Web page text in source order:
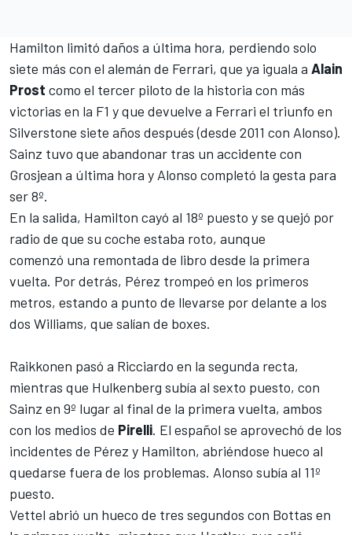
Hamilton limitó daños a última hora, perdiendo solo
siete más con el alemán de Ferrari, que ya iguala a Alain
Prost como el tercer piloto de la historia con más
victorias en la F1 y que devuelve a Ferrari el triunfo en
Silverstone siete años después (desde 2011 con Alonso).
Sainz tuvo que abandonar tras un accidente con
Grosjean a última hora y Alonso completó la gesta para
ser 8º.
En la salida, Hamilton cayó al 18º puesto y se quejó por
radio de que su coche estaba roto, aunque
comenzó una remontada de libro desde la primera
vuelta. Por detrás, Pérez trompeó en los primeros
metros, estando a punto de llevarse por delante a los
dos Williams, que salían de boxes.
Raikkonen pasó a Ricciardo en la segunda recta,
mientras que Hulkenberg subía al sexto puesto, con
Sainz en 9º lugar al final de la primera vuelta, ambos
con los medios de Pirelli. El español se aprovechó de los
incidentes de Pérez y Hamilton, abriéndose hueco al
quedarse fuera de los problemas. Alonso subía al 11º
puesto.
Vettel abrió un hueco de tres segundos con Bottas en